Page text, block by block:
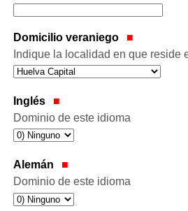
Domicilio veraniego
Indique la localidad en que reside
Inglés
Dominio de este idioma
Alemán
Dominio de este idioma